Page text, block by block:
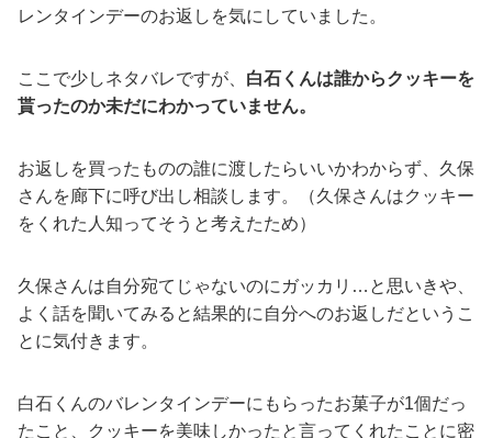
レンタインデーのお返しを気にしていました。
ここで少しネタバレですが、 白石くんは誰からクッキーを
貰ったのか未だにわかっていません。
お返しを買ったものの誰に渡したらいいかわからず、久保
さんを廊下に呼び出し相談します。（久保さんはクッキー
をくれた人知ってそうと考えたため）
久保さんは自分宛てじゃないのにガッカリ…と思いきや、
よく話を聞いてみると結果的に自分へのお返しだというこ
とに気付きます。
白石くんのバレンタインデーにもらったお菓子が1個だっ
たこと、クッキーを美味しかったと言ってくれたことに密